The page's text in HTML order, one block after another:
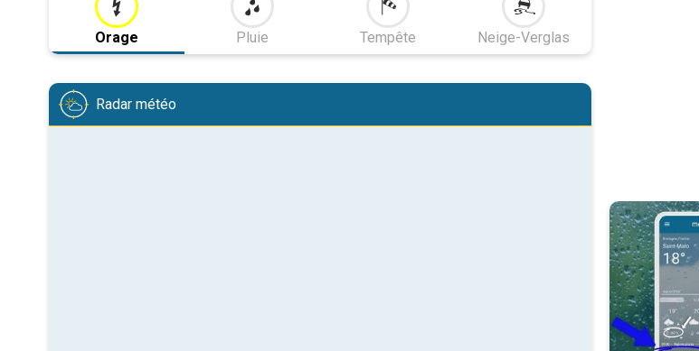
Orage Pluie Tempête Neige-Verglas
Radar météo
Que dit la